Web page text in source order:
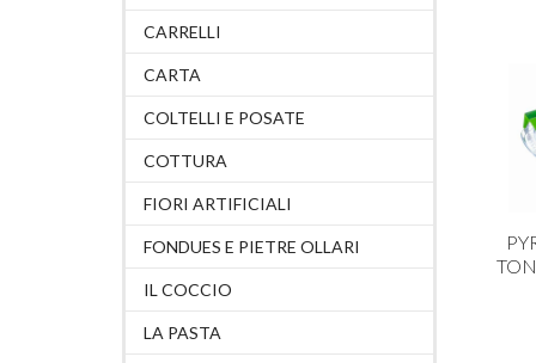
CARRELLI
CARTA
COLTELLI E POSATE
COTTURA
FIORI ARTIFICIALI
FONDUES E PIETRE OLLARI
IL COCCIO
LA PASTA